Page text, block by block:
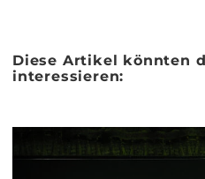
Diese Artikel könnten
interessieren: